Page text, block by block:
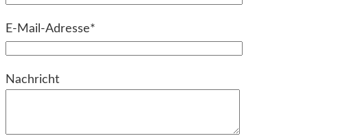
E-Mail-Adresse*
Nachricht